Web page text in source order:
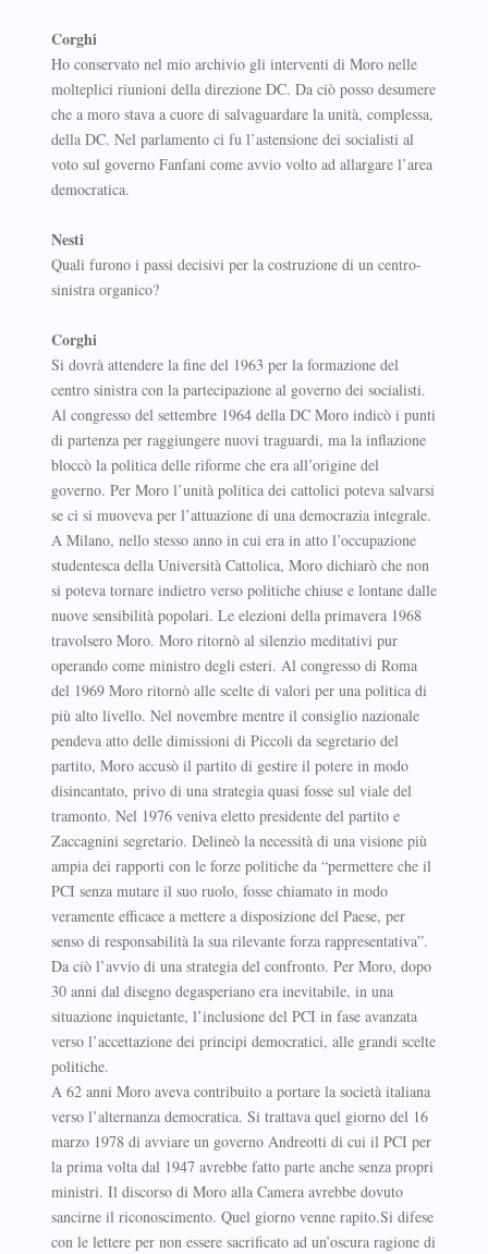
Corghi
Ho conservato nel mio archivio gli interventi di Moro nelle
molteplici riunioni della direzione DC. Da ciò posso desumere
che a moro stava a cuore di salvaguardare la unità, complessa,
della DC. Nel parlamento ci fu l’astensione dei socialisti al
voto sul governo Fanfani come avvio volto ad allargare l’area
democratica.
Nesti
Quali furono i passi decisivi per la costruzione di un centro-
sinistra organico?
Corghi
Si dovrà attendere la fine del 1963 per la formazione del
centro sinistra con la partecipazione al governo dei socialisti.
Al congresso del settembre 1964 della DC Moro indicò i punti
di partenza per raggiungere nuovi traguardi, ma la inflazione
bloccò la politica delle riforme che era all’origine del
governo. Per Moro l’unità politica dei cattolici poteva salvarsi
se ci si muoveva per l’attuazione di una democrazia integrale.
A Milano, nello stesso anno in cui era in atto l’occupazione
studentesca della Università Cattolica, Moro dichiarò che non
si poteva tornare indietro verso politiche chiuse e lontane dalle
nuove sensibilità popolari. Le elezioni della primavera 1968
travolsero Moro. Moro ritornò al silenzio meditativi pur
operando come ministro degli esteri. Al congresso di Roma
del 1969 Moro ritornò alle scelte di valori per una politica di
più alto livello. Nel novembre mentre il consiglio nazionale
pendeva atto delle dimissioni di Piccoli da segretario del
partito, Moro accusò il partito di gestire il potere in modo
disincantato, privo di una strategia quasi fosse sul viale del
tramonto. Nel 1976 veniva eletto presidente del partito e
Zaccagnini segretario. Delineò la necessità di una visione più
ampia dei rapporti con le forze politiche da “permettere che il
PCI senza mutare il suo ruolo, fosse chiamato in modo
veramente efficace a mettere a disposizione del Paese, per
senso di responsabilità la sua rilevante forza rappresentativa”.
Da ciò l’avvio di una strategia del confronto. Per Moro, dopo
30 anni dal disegno degasperiano era inevitabile, in una
situazione inquietante, l’inclusione del PCI in fase avanzata
verso l’accettazione dei principi democratici, alle grandi scelte
politiche.
A 62 anni Moro aveva contribuito a portare la società italiana
verso l’alternanza democratica. Si trattava quel giorno del 16
marzo 1978 di avviare un governo Andreotti di cui il PCI per
la prima volta dal 1947 avrebbe fatto parte anche senza propri
ministri. Il discorso di Moro alla Camera avrebbe dovuto
sancirne il riconoscimento. Quel giorno venne rapito.Si difese
con le lettere per non essere sacrificato ad un’oscura ragione di